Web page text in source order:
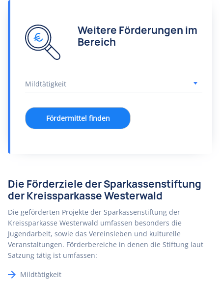
Weitere Förderungen im
Bereich
Fördermittel finden
Die Förderziele der Sparkassenstiftung
der Kreissparkasse Westerwald
Die geförderten Projekte der Sparkassenstiftung der
Kreissparkasse Westerwald umfassen besonders die
Jugendarbeit, sowie das Vereinsleben und kulturelle
Veranstaltungen. Förderbereiche in denen die Stiftung laut
Satzung tätig ist umfassen:
Mildtätigkeit